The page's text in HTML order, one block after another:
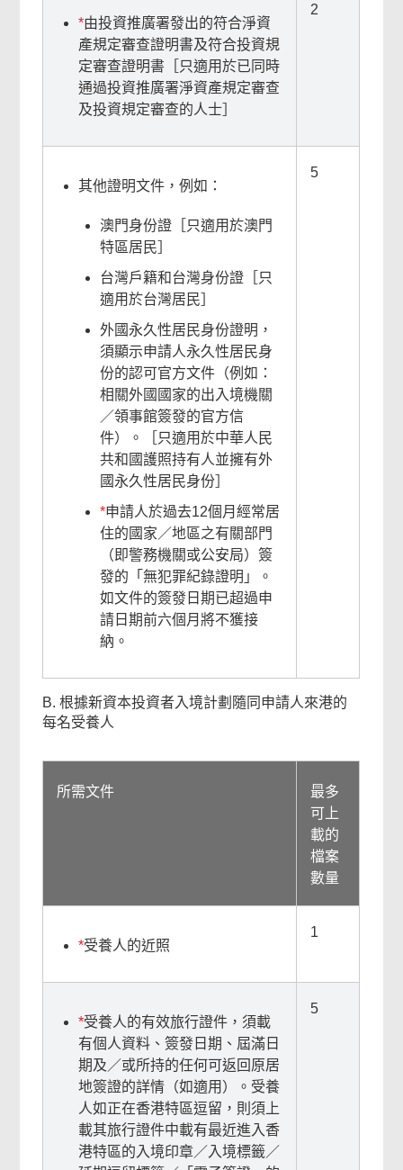
*由投資推廣署發出的符合淨資
產規定審查證明書及符合投資規
定審查證明書［只適用於已同時
通過投資推廣署淨資產規定審查
及投資規定審查的人士］
2
其他證明文件，例如：
澳門身份證［只適用於澳門
特區居民］
台灣戶籍和台灣身份證［只
適用於台灣居民］
外國永久性居民身份證明，
須顯示申請人永久性居民身
份的認可官方文件（例如：
相關外國國家的出入境機關
／領事館簽發的官方信
件）。［只適用於中華人民
共和國護照持有人並擁有外
國永久性居民身份］
*申請人於過去12個月經常居
住的國家／地區之有關部門
（即警務機關或公安局）簽
發的「無犯罪紀錄證明」。
如文件的簽發日期已超過申
請日期前六個月將不獲接
納。
5
B. 根據新資本投資者入境計劃隨同申請人來港的
每名受養人
所需文件
最多
可上
載的
檔案
數量
*受養人的近照
1
*受養人的有效旅行證件，須載
有個人資料、簽發日期、屆滿日
期及／或所持的任何可返回原居
地簽證的詳情（如適用）。受養
人如正在香港特區逗留，則須上
載其旅行證件中載有最近進入香
港特區的入境印章／入境標籤／
5